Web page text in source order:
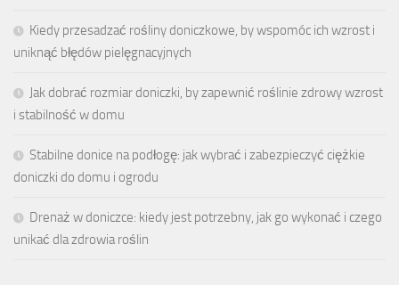
Kiedy przesadzać rośliny doniczkowe, by wspomóc ich wzrost i
uniknąć błędów pielęgnacyjnych
Jak dobrać rozmiar doniczki, by zapewnić roślinie zdrowy wzrost
i stabilność w domu
Stabilne donice na podłogę: jak wybrać i zabezpieczyć ciężkie
doniczki do domu i ogrodu
Drenaż w doniczce: kiedy jest potrzebny, jak go wykonać i czego
unikać dla zdrowia roślin